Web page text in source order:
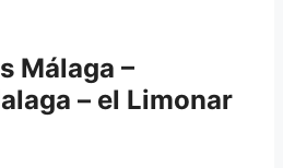
Málaga –
– el Limonar